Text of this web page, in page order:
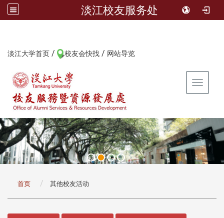
淡江校友服务处
淡江大学首页 / 校友会快找 / 网站导览
Toggle
首页 其他校友活动